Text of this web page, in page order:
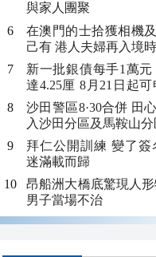
與家人團聚
在澳門的士拾獲相機
己有 港人夫婦再入境
新一批銀債每手1萬元
達4.25厘 8月21日起
金額最多550億
沙田警區8·30合併 田
入沙田分區及馬鞍山分
拜仁公開訓練 變了簽
迷滿載而歸
昂船洲大橋底驚現人
男子當場不治